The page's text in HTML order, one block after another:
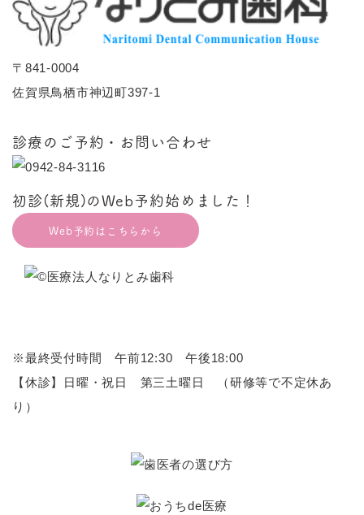
〒841-0004
佐賀県鳥栖市神辺町397-1
診療のご予約・お問い合わせ
初診(新規)のWeb予約始めました！
Web予約はこちらから
※最終受付時間 午前12:30 午後18:00
【休診】日曜・祝日 第三土曜日 （研修等で不定休あ
り）